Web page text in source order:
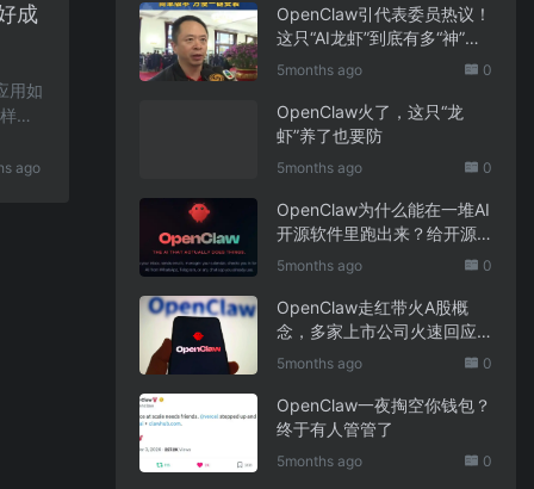
成
用如
的
ago
OpenClaw引代表委员热议！
这只“AI龙虾”到底有多“神”？
｜科技观察
5months ago 0
OpenClaw火了，这只“龙
虾”养了也要防
5months ago 0
OpenClaw为什么能在一堆AI
开源软件里跑出来？给开源
项目的三点启示
5months ago 0
OpenClaw走红带火A股概
念，多家上市公司火速回应
业务布局
5months ago 0
OpenClaw一夜掏空你钱包？
终于有人管管了
5months ago 0